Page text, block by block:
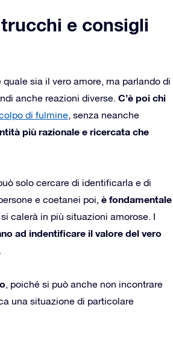
e consigli
sia il vero amore, ma parlando di
anche reazioni diverse. C’è poi chi
di fulmine, senza neanche
più razionale e ricercata che
solo cercare di identificarla e di
e coetanei poi, è fondamentale
calerà in più situazioni amorose. I
ad indentificare il valore del vero
, poiché si può anche non incontrare
una situazione di particolare